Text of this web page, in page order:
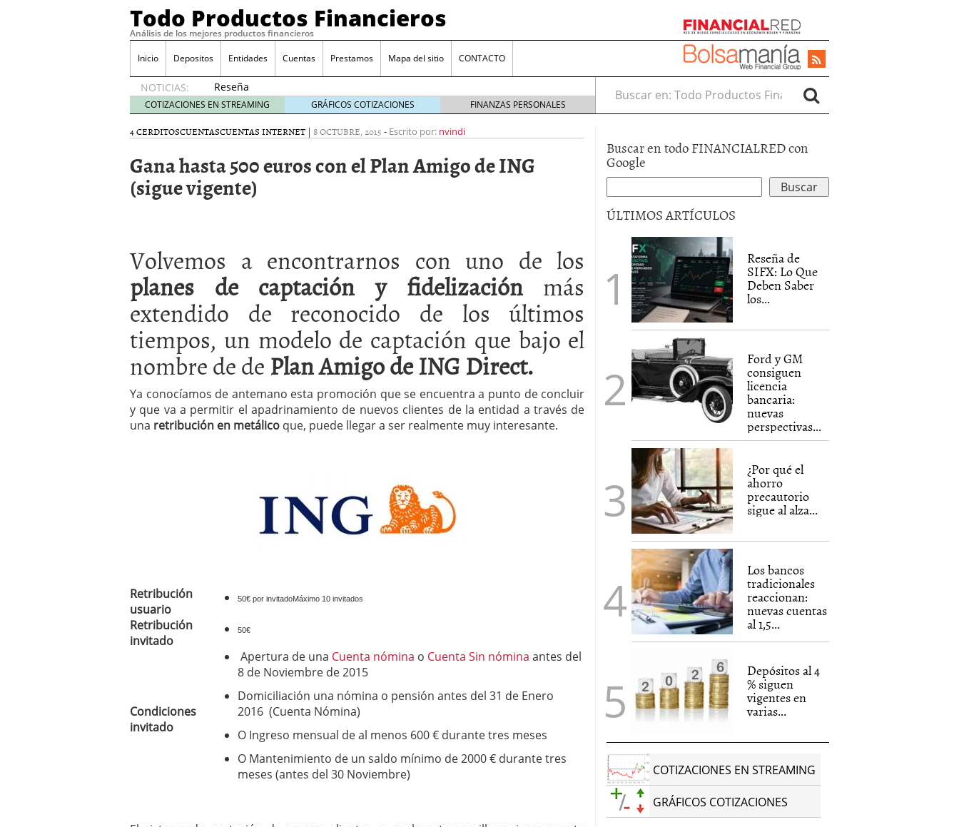
Todo Productos Financieros
Análisis de los mejores productos financieros
Inicio Depositos Entidades Cuentas Prestamos Mapa del sitio CONTACTO
NOTICIAS:
Reseña
de SIFX:
Lo Que
Deben
Traders
Mexicanos
Antes de
financieros ligados al sector automotriz 26/01/2026
¿Por qué el ahorro precautorio sigue al alza entre los hogares?
21/01/2026
Los bancos tradicionales reaccionan: nuevas cuentas al 1,5 % tras la
presión de los neobancos
12/01/2026
Depósitos al 4 % siguen vigentes en varias entidades: ¿qué plazos y
09/01/2026
COTIZACIONES EN STREAMING GRÁFICOS COTIZACIONES FINANZAS PERSONALES
Buscar en:
4 CERDITOSCUENTASCUENTAS INTERNET | 8 OCTUBRE, 2015 - Escrito por: nvindi
Gana hasta 500 euros con el Plan Amigo de ING
(sigue vigente)
Volvemos a encontrarnos con uno de los
planes de captación y fidelizaciónmás
extendido de reconocido de los últimos
tiempos, un modelo de captación que bajo el
nombre de dePlan Amigo de ING Direct.
Ya conocíamos de antemano esta promoción que se encuentra a punto de concluir
y que va a permitir el apadrinamiento de nuevos clientes de la entidad a través de
una retribución en metálico que, puede llegar a ser realmente muy interesante.
Retribución
usuario
50€ por invitadoMáximo 10 invitados
Retribución
invitado
50€
Condiciones
invitado
Apertura de una Cuenta nómina o Cuenta Sin nómina antes del
8 de Noviembre de 2015
Domiciliación una nómina o pensión antes del 31 de Enero
2016 (Cuenta Nómina)
O Ingreso mensual de al menos 600 € durante tres meses
O Mantenimiento de un saldo mínimo de 2000 € durante tres
meses (antes del 30 Noviembre)
Buscar en todo FINANCIALRED con
Google
ÚLTIMOS ARTÍCULOS
Reseña de
SIFX: Lo Que
Deben Saber
los...
Ford y GM
consiguen
licencia
bancaria:
nuevas
perspectivas...
¿Por qué el
ahorro
precautorio
sigue al alza...
Los bancos
tradicionales
reaccionan:
nuevas cuentas
al 1,5...
Depósitos al 4
% siguen
vigentes en
varias...
COTIZACIONES EN STREAMING
GRÁFICOS COTIZACIONES